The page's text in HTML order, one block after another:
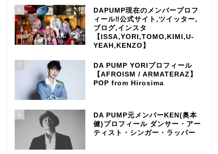
4
DAPUMP現在のメンバープロフ
ィール‼公式サイト,ツイッター,
ブログ,インスタ
【ISSA,YORI,TOMO,KIMI,U-
YEAH,KENZO】
5
DA PUMP YORIプロフィール
【AFROISM / ARMATERAZ】
POP from Hirosima
6
DA PUMP元メンバーKEN(奥本
健)プロフィール ダンサー・アー
ティスト・シンガー・ラッパー